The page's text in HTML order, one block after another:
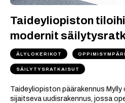
Taideyliopiston
modernit
ÄLYLOKERIKOT
SÄILYTYSRATKAISUT
Taideyliopiston päärakennus
sijaitseva uudisrakennus, jossa